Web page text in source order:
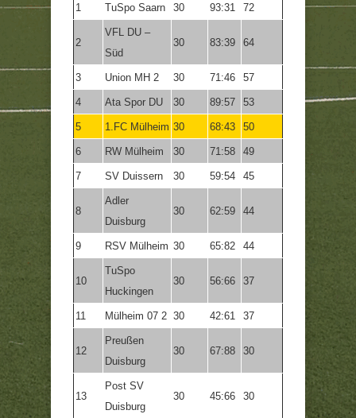
1 TuSpo Saarn 30 93:31 72
2
VFL DU –
Süd
30 83:39 64
3 Union MH 2 30 71:46 57
4 Ata Spor DU 30 89:57 53
5 1.FC Mülheim 30 68:43 50
6 RW Mülheim 30 71:58 49
7 SV Duissern 30 59:54 45
8
Adler
Duisburg
30 62:59 44
9 RSV Mülheim 30 65:82 44
10
TuSpo
Huckingen
30 56:66 37
11 Mülheim 07 2 30 42:61 37
12
Preußen
Duisburg
30 67:88 30
13
Post SV
Duisburg
30 45:66 30